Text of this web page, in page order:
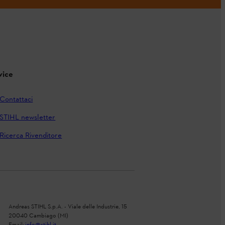
Contattaci
STIHL newsletter
Ricerca Rivenditore
Andreas STIHL S.p.A. - Viale delle Industrie, 15
20040 Cambiago (MI)